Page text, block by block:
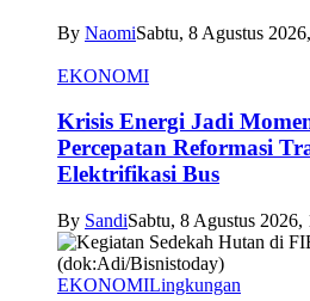
By NaomiSabtu, 8 Agustus
EKONOMI
Krisis Energi Jadi
Percepatan Reformasi
Elektrifikasi Bus
By SandiSabtu, 8 Agustus 2026,
EKONOMILingkungan